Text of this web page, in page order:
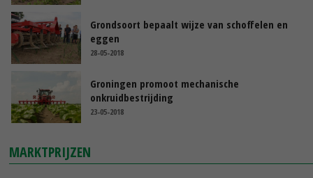
Grondsoort bepaalt wijze van schoffelen en
eggen
28-05-2018
Groningen promoot mechanische
onkruidbestrijding
23-05-2018
MARKTPRIJZEN